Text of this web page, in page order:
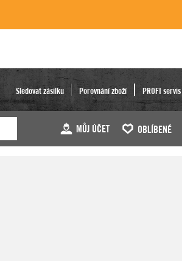
Sledovat zásilku Porovnání zboží PROFI servis
MŮJ ÚČET OBLÍBENÉ